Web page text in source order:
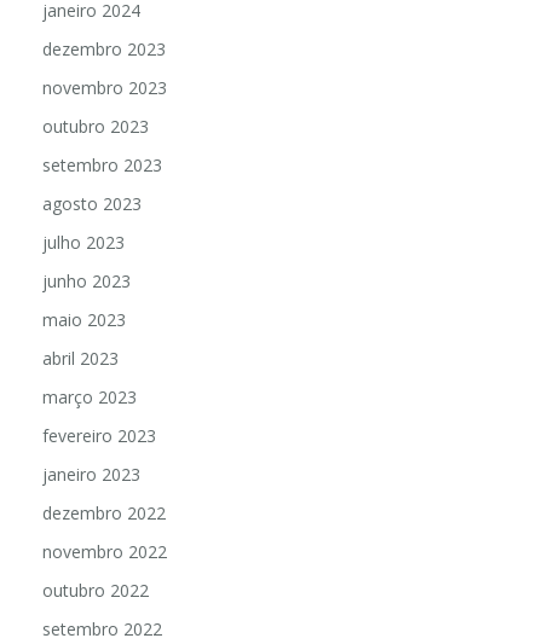
janeiro 2024
dezembro 2023
novembro 2023
outubro 2023
setembro 2023
agosto 2023
julho 2023
junho 2023
maio 2023
abril 2023
março 2023
fevereiro 2023
janeiro 2023
dezembro 2022
novembro 2022
outubro 2022
setembro 2022